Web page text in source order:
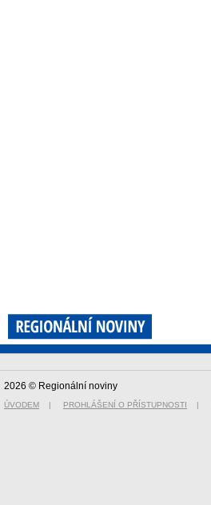
2026 © Regionální noviny
ÚVODEM | PROHLÁŠENÍ O PŘÍSTUPNOSTI |